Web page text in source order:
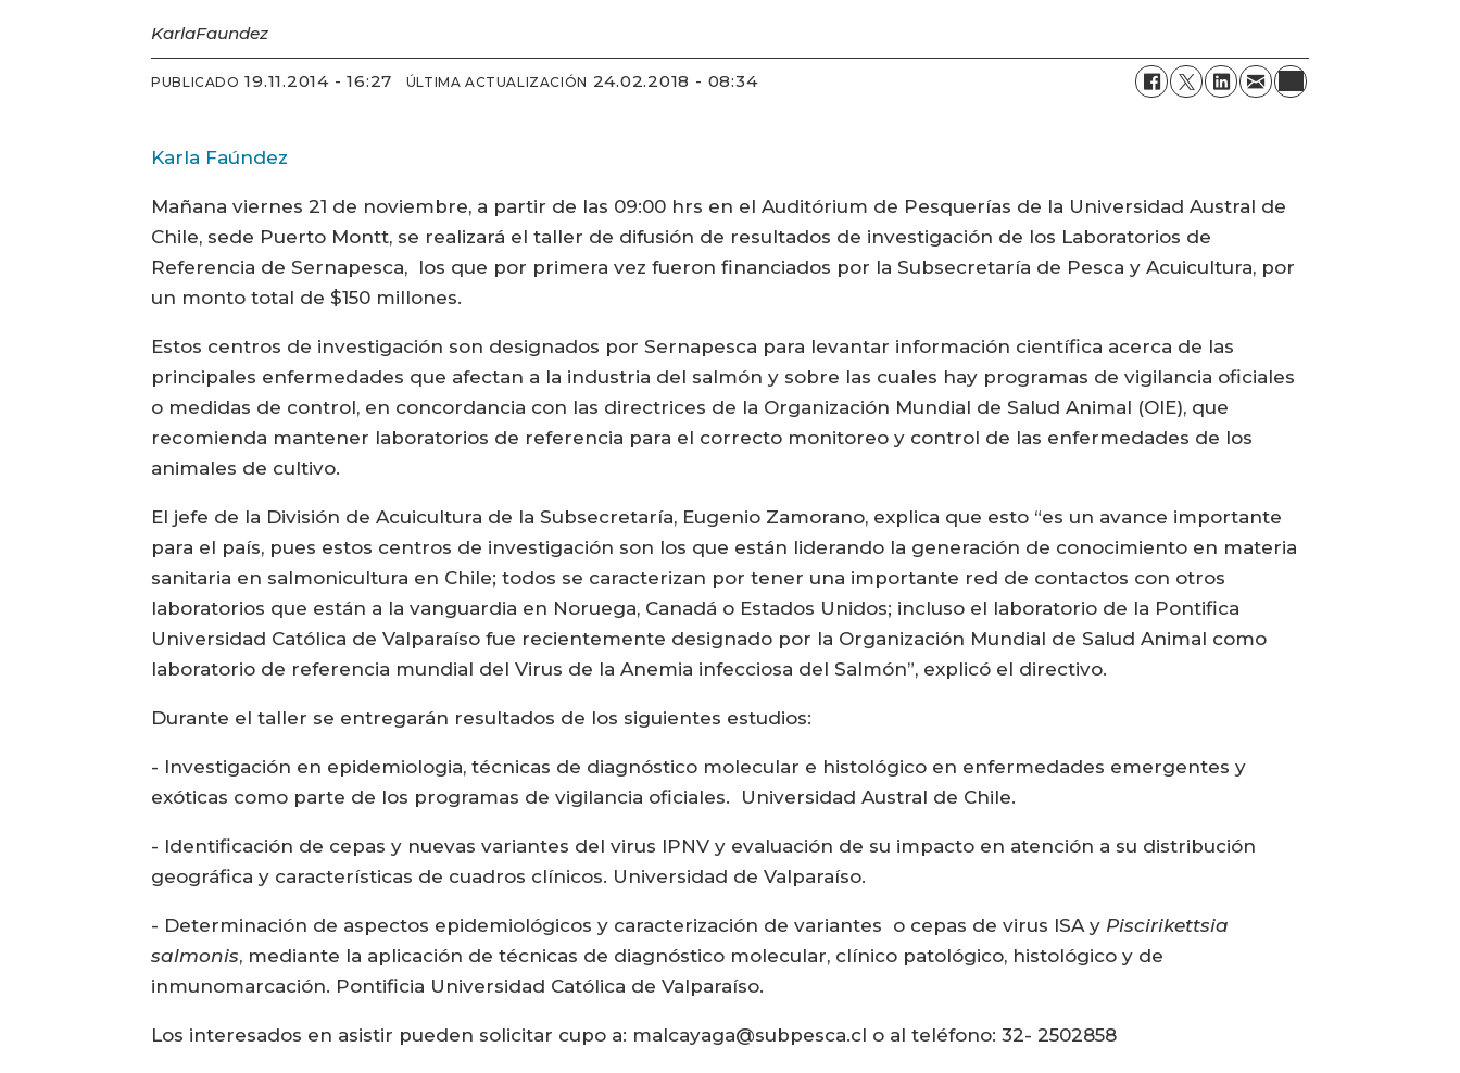
KarlaFaundez
PUBLICADO 19.11.2014 - 16:27 ÚLTIMA ACTUALIZACIÓN 24.02.2018 - 08:34
Karla Faúndez
Mañana viernes 21 de noviembre, a partir de las 09:00 hrs en el Auditórium de Pesquerías de la Universidad Austral de
Chile, sede Puerto Montt, se realizará el taller de difusión de resultados de investigación de los Laboratorios de
Referencia de Sernapesca, los que por primera vez fueron financiados por la Subsecretaría de Pesca y Acuicultura, por
un monto total de $150 millones.
Estos centros de investigación son designados por Sernapesca para levantar información científica acerca de las
principales enfermedades que afectan a la industria del salmón y sobre las cuales hay programas de vigilancia oficiales
o medidas de control, en concordancia con las directrices de la Organización Mundial de Salud Animal (OIE), que
recomienda mantener laboratorios de referencia para el correcto monitoreo y control de las enfermedades de los
animales de cultivo.
El jefe de la División de Acuicultura de la Subsecretaría, Eugenio Zamorano, explica que esto “es un avance importante
para el país, pues estos centros de investigación son los que están liderando la generación de conocimiento en materia
sanitaria en salmonicultura en Chile; todos se caracterizan por tener una importante red de contactos con otros
laboratorios que están a la vanguardia en Noruega, Canadá o Estados Unidos; incluso el laboratorio de la Pontifica
Universidad Católica de Valparaíso fue recientemente designado por la Organización Mundial de Salud Animal como
laboratorio de referencia mundial del Virus de la Anemia infecciosa del Salmón”, explicó el directivo.
Durante el taller se entregarán resultados de los siguientes estudios:
- Investigación en epidemiologia, técnicas de diagnóstico molecular e histológico en enfermedades emergentes y
exóticas como parte de los programas de vigilancia oficiales. Universidad Austral de Chile.
- Identificación de cepas y nuevas variantes del virus IPNV y evaluación de su impacto en atención a su distribución
geográfica y características de cuadros clínicos. Universidad de Valparaíso.
- Determinación de aspectos epidemiológicos y caracterización de variantes o cepas de virus ISA y Piscirikettsia
salmonis, mediante la aplicación de técnicas de diagnóstico molecular, clínico patológico, histológico y de
inmunomarcación. Pontificia Universidad Católica de Valparaíso.
Los interesados en asistir pueden solicitar cupo a: malcayaga@subpesca.cl o al teléfono: 32- 2502858